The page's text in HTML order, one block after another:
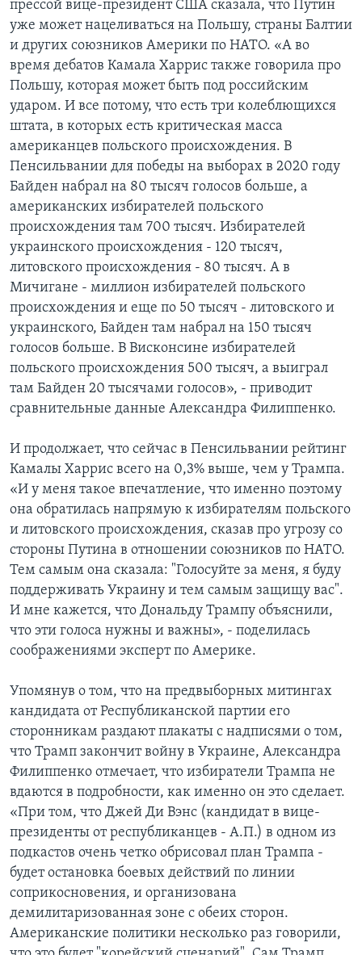
прессой вице-президент США сказала, что Путин
уже может нацеливаться на Польшу, страны Балтии
и других союзников Америки по НАТО. «А во
время дебатов Камала Харрис также говорила про
Польшу, которая может быть под российским
ударом. И все потому, что есть три колеблющихся
штата, в которых есть критическая масса
американцев польского происхождения. В
Пенсильвании для победы на выборах в 2020 году
Байден набрал на 80 тысяч голосов больше, а
американских избирателей польского
происхождения там 700 тысяч. Избирателей
украинского происхождения - 120 тысяч,
литовского происхождения - 80 тысяч. А в
Мичигане - миллион избирателей польского
происхождения и еще по 50 тысяч - литовского и
украинского, Байден там набрал на 150 тысяч
голосов больше. В Висконсине избирателей
польского происхождения 500 тысяч, а выиграл
там Байден 20 тысячами голосов», - приводит
сравнительные данные Александра Филиппенко.
И продолжает, что сейчас в Пенсильвании рейтинг
Камалы Харрис всего на 0,3% выше, чем у Трампа.
«И у меня такое впечатление, что именно поэтому
она обратилась напрямую к избирателям польского
и литовского происхождения, сказав про угрозу со
стороны Путина в отношении союзников по НАТО.
Тем самым она сказала: "Голосуйте за меня, я буду
поддерживать Украину и тем самым защищу вас".
И мне кажется, что Дональду Трампу объяснили,
что эти голоса нужны и важны», - поделилась
соображениями эксперт по Америке.
Упомянув о том, что на предвыборных митингах
кандидата от Республиканской партии его
сторонникам раздают плакаты с надписями о том,
что Трамп закончит войну в Украине, Александра
Филиппенко отмечает, что избиратели Трампа не
вдаются в подробности, как именно он это сделает.
«При том, что Джей Ди Вэнс (кандидат в вице-
президенты от республиканцев - А.П.) в одном из
подкастов очень четко обрисовал план Трампа -
будет остановка боевых действий по линии
соприкосновения, и организована
демилитаризованная зоне с обеих сторон.
Американские политики несколько раз говорили,